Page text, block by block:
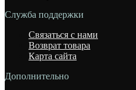
Служба поддержки
Связаться с нами
Возврат товара
Карта сайта
Дополнительно